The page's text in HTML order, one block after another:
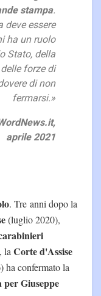
stampa.
deve essere
ha un ruolo
Stato, della
forze di
di non
fermarsi.»
aprile 2021
. Tre anni dopo la
(luglio 2020),
la Corte d'Assise
) ha confermato la
per Giuseppe